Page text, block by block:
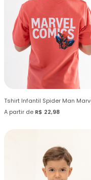
A partir de R$ 22,98